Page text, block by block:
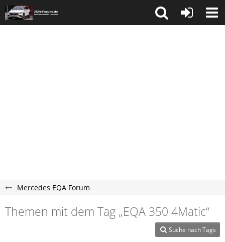
Mercedes EQA Forum
Themen mit dem Tag „EQA 350 4Matic“
Suche nach Tags